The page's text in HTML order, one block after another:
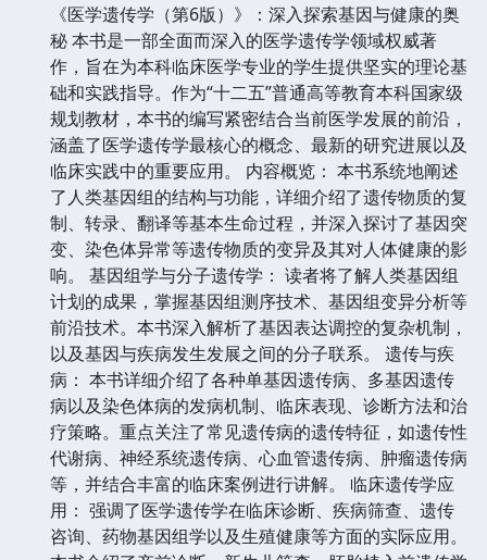
《医学遗传学（第6版）》：深入探索基因与健康的奥
秘 本书是一部全面而深入的医学遗传学领域权威著
作，旨在为本科临床医学专业的学生提供坚实的理论基
础和实践指导。作为“十二五”普通高等教育本科国家级
规划教材，本书的编写紧密结合当前医学发展的前沿，
涵盖了医学遗传学最核心的概念、最新的研究进展以及
临床实践中的重要应用。 内容概览： 本书系统地阐述
了人类基因组的结构与功能，详细介绍了遗传物质的复
制、转录、翻译等基本生命过程，并深入探讨了基因突
变、染色体异常等遗传物质的变异及其对人体健康的影
响。 基因组学与分子遗传学： 读者将了解人类基因组
计划的成果，掌握基因组测序技术、基因组变异分析等
前沿技术。本书深入解析了基因表达调控的复杂机制，
以及基因与疾病发生发展之间的分子联系。 遗传与疾
病： 本书详细介绍了各种单基因遗传病、多基因遗传
病以及染色体病的发病机制、临床表现、诊断方法和治
疗策略。重点关注了常见遗传病的遗传特征，如遗传性
代谢病、神经系统遗传病、心血管遗传病、肿瘤遗传病
等，并结合丰富的临床案例进行讲解。 临床遗传学应
用： 强调了医学遗传学在临床诊断、疾病筛查、遗传
咨询、药物基因组学以及生殖健康等方面的实际应用。